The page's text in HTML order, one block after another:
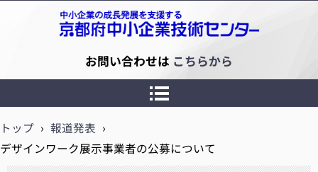
京都府中小企業技術センター
お問い合わせは こちらから
トップ › 報道発表 ›
デザインワーク展示事業者の公募について